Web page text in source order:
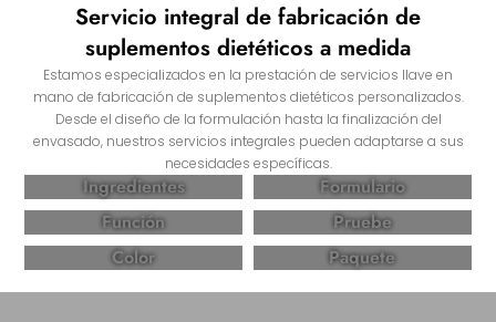
Servicio integral de fabricación de
suplementos dietéticos a medida
Estamos especializados en la prestación de servicios llave en
mano de fabricación de suplementos dietéticos personalizados.
Desde el diseño de la formulación hasta la finalización del
envasado, nuestros servicios integrales pueden adaptarse a sus
necesidades específicas.
Ingredientes
Formulario
Función
Pruebe
Color
Paquete